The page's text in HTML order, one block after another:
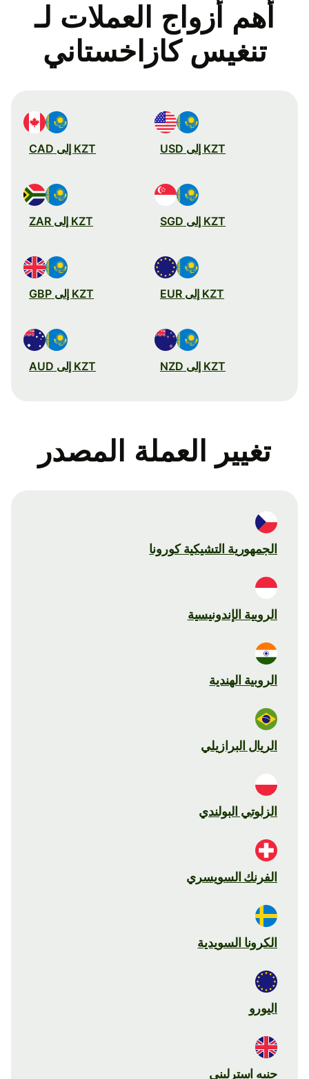
أهم أزواج العملات لـ
تنغيس كازاخستاني
KZT إلى USD KZT إلى CAD
KZT إلى SGD KZT إلى ZAR
KZT إلى EUR KZT إلى GBP
KZT إلى NZD KZT إلى AUD
تغيير العملة المصدر
الجمهورية التشيكية كورونا
الروبية الإندونيسية
الروبية الهندية
الريال البرازيلي
الزلوتي البولندي
الفرنك السويسري
الكرونا السويدية
اليورو
جنيه استرليني